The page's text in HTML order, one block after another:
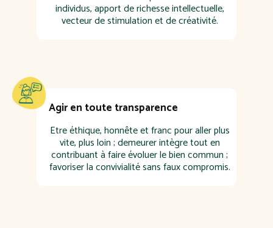
individus, apport de richesse intellectuelle,
vecteur de stimulation et de créativité.
Agir en toute transparence
Etre éthique, honnête et franc pour aller plus
vite, plus loin ; demeurer intègre tout en
contribuant à faire évoluer le bien commun ;
favoriser la convivialité sans faux compromis.